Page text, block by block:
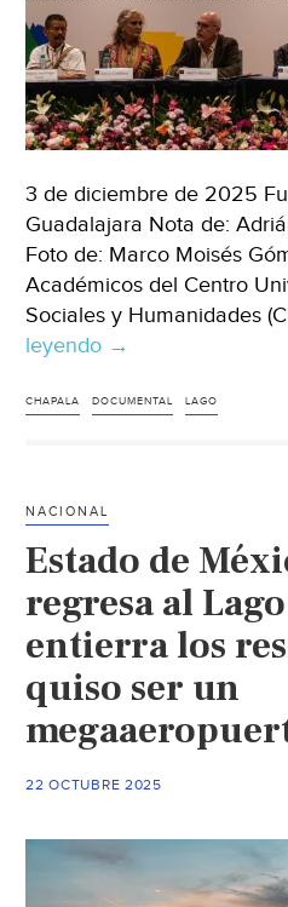
3 de diciembre de 2025
Guadalajara Nota de:
Foto de: Marco Moisés
Académicos del Centro
Sociales y Humanidades
leyendo Jalisco
“Chapala
de
agua”,
documental
sobre
el
y
(Universidad
→
CHAPALA DOCUMENTAL LAGO
NACIONAL
Estado de
regresa al
entierra los
quiso ser un
22 OCTUBRE 2025